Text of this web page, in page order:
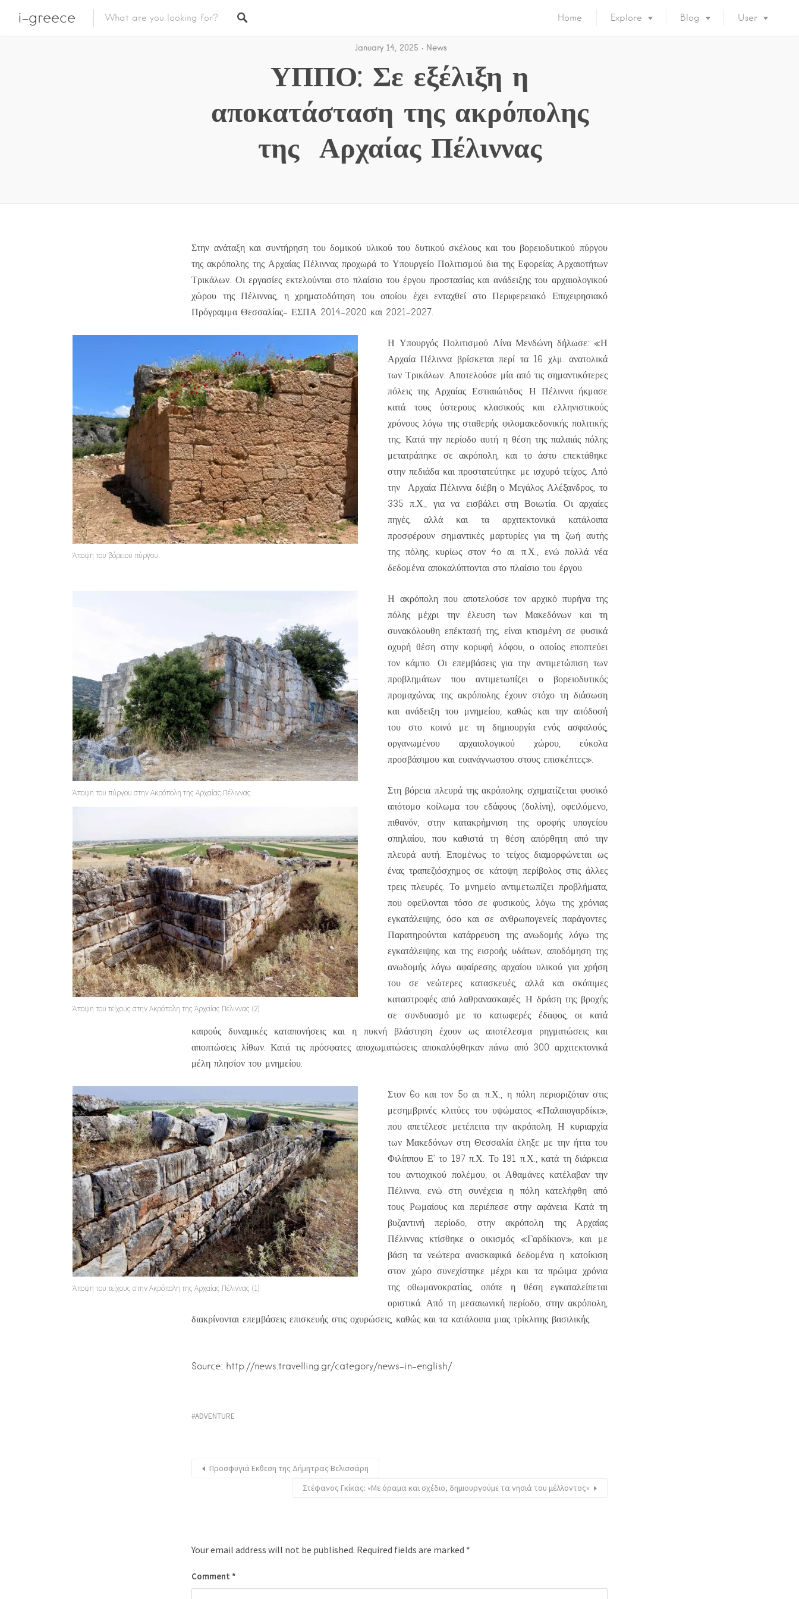
i-greece Home Explore Blog User
January 14, 2025 News
ΥΠΠΟ: Σε εξέλιξη η
αποκατάσταση της ακρόπολης
της Αρχαίας Πέλιννας
Στην ανάταξη και συντήρηση του δομικού υλικού του δυτικού σκέλους και του βορειοδυτικού πύργου
της ακρόπολης της Αρχαίας Πέλιννας προχωρά το Υπουργείο Πολιτισμού δια της Εφορείας Αρχαιοτήτων
Τρικάλων. Οι εργασίες εκτελούνται στο πλαίσιο του έργου προστασίας και ανάδειξης του αρχαιολογικού
χώρου της Πέλιννας, η χρηματοδότηση του οποίου έχει ενταχθεί στο Περιφερειακό Επιχειρησιακό
Πρόγραμμα Θεσσαλίας- ΕΣΠΑ 2014-2020 και 2021-2027.
Άποψη του βόρειου πύργου
Η Υπουργός Πολιτισμού Λίνα Μενδώνη δήλωσε: «Η
Αρχαία Πέλιννα βρίσκεται περί τα 16 χλμ. ανατολικά
των Τρικάλων. Αποτελούσε μία από τις σημαντικότερες
πόλεις της Αρχαίας Εστιαιώτιδος. Η Πέλιννα ήκμασε
κατά τους ύστερους κλασικούς και ελληνιστικούς
χρόνους λόγω της σταθερής φιλομακεδονικής πολιτικής
της. Κατά την περίοδο αυτή η θέση της παλαιάς πόλης
μετατράπηκε σε ακρόπολη, και το άστυ επεκτάθηκε
στην πεδιάδα και προστατεύτηκε με ισχυρό τείχος. Από
την Αρχαία Πέλιννα διέβη ο Μεγάλος Αλέξανδρος, το
335 π.Χ., για να εισβάλει στη Βοιωτία. Οι αρχαίες
πηγές, αλλά και τα αρχιτεκτονικά κατάλοιπα
προσφέρουν σημαντικές μαρτυρίες για τη ζωή αυτής
της πόλης, κυρίως στον 4ο αι. π.Χ., ενώ πολλά νέα
δεδομένα αποκαλύπτονται στο πλαίσιο του έργου.
Άποψη του πύργου στην Ακρόπολη της Αρχαίας Πέλιννας
Η ακρόπολη που αποτελούσε τον αρχικό πυρήνα της
πόλης μέχρι την έλευση των Μακεδόνων και τη
συνακόλουθη επέκτασή της, είναι κτισμένη σε φυσικά
οχυρή θέση στην κορυφή λόφου, ο οποίος εποπτεύει
τον κάμπο. Οι επεμβάσεις για την αντιμετώπιση των
προβλημάτων που αντιμετωπίζει ο βορειοδυτικός
προμαχώνας της ακρόπολης έχουν στόχο τη διάσωση
και ανάδειξη του μνημείου, καθώς και την απόδοσή
του στο κοινό με τη δημιουργία ενός ασφαλούς,
οργανωμένου αρχαιολογικού χώρου, εύκολα
προσβάσιμου και ευανάγνωστου στους επισκέπτες».
Άποψη του τείχους στην Ακρόπολη της Αρχαίας Πέλιννας (2)
Στη βόρεια πλευρά της ακρόπολης σχηματίζεται φυσικό
απότομο κοίλωμα του εδάφους (δολίνη), οφειλόμενο,
πιθανόν, στην κατακρήμνιση της οροφής υπογείου
σπηλαίου, που καθιστά τη θέση απόρθητη από την
πλευρά αυτή. Επομένως το τείχος διαμορφώνεται ως
ένας τραπεζιόσχημος σε κάτοψη περίβολος στις άλλες
τρεις πλευρές. Το μνημείο αντιμετωπίζει προβλήματα,
που οφείλονται τόσο σε φυσικούς, λόγω της χρόνιας
εγκατάλειψης, όσο και σε ανθρωπογενείς παράγοντες.
Παρατηρούνται κατάρρευση της ανωδομής λόγω της
εγκατάλειψης και της εισροής υδάτων, αποδόμηση της
ανωδομής λόγω αφαίρεσης αρχαίου υλικού για χρήση
του σε νεώτερες κατασκευές, αλλά και σκόπιμες
καταστροφές από λαθρανασκαφές. Η δράση της βροχής
σε συνδυασμό με το κατωφερές έδαφος, οι κατά
καιρούς δυναμικές καταπονήσεις και η πυκνή βλάστηση έχουν ως αποτέλεσμα ρηγματώσεις και
αποπτώσεις λίθων. Κατά τις πρόσφατες αποχωματώσεις αποκαλύφθηκαν πάνω από 300 αρχιτεκτονικά
μέλη πλησίον του μνημείου.
Άποψη του τείχους στην Ακρόπολη της Αρχαίας Πέλιννας (1)
Στον 6ο και τον 5ο αι. π.Χ., η πόλη περιοριζόταν στις
μεσημβρινές κλιτύες του υψώματος «Παλαιογαρδίκι»,
που απετέλεσε μετέπειτα την ακρόπολη. Η κυριαρχία
των Μακεδόνων στη Θεσσαλία έληξε με την ήττα του
Φιλίππου Ε’ το 197 π.Χ. Το 191 π.Χ., κατά τη διάρκεια
του αντιοχικού πολέμου, οι Αθαμάνες κατέλαβαν την
Πέλιννα, ενώ στη συνέχεια η πόλη κατελήφθη από
τους Ρωμαίους και περιέπεσε στην αφάνεια. Κατά τη
βυζαντινή περίοδο, στην ακρόπολη της Αρχαίας
Πέλιννας κτίσθηκε ο οικισμός «Γαρδίκιον», και με
βάση τα νεώτερα ανασκαφικά δεδομένα η κατοίκιση
στον χώρο συνεχίστηκε μέχρι και τα πρώιμα χρόνια
της οθωμανοκρατίας, οπότε η θέση εγκαταλείπεται
οριστικά. Από τη μεσαιωνική περίοδο, στην ακρόπολη,
διακρίνονται επεμβάσεις επισκευής στις οχυρώσεις, καθώς και τα κατάλοιπα μιας τρίκλιτης βασιλικής.
Source: http://news.travelling.gr/category/news-in-english/
ADVENTURE
Προσφυγιά Εκθεση της Δήμητρας Βελισσάρη
Στέφανος Γκίκας: «Με όραμα και σχέδιο, δημιουργούμε τα νησιά του μέλλοντος»
Your email address will not be published. Required fields are marked *
Comment *